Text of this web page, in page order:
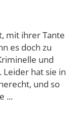
mit ihrer Tante
es doch zu
und
hat sie in
und so
...